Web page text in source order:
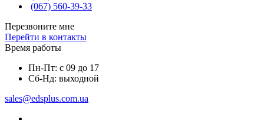
(067) 560-39-33
Перезвоните мне
Перейти в контакты
Время работы
Пн-Пт: с 09 до 17
Сб-Нд: выходной
sales@edsplus.com.ua